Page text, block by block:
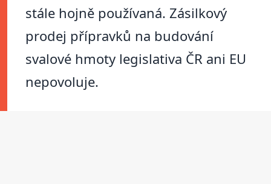
stále hojně používaná. Zásilkový
prodej přípravků na budování
svalové hmoty legislativa ČR ani EU
nepovoluje.